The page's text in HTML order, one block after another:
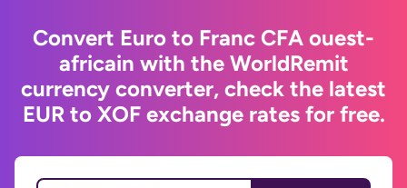
Convert Euro to Franc CFA ouest-
africain with the WorldRemit
currency converter, check the latest
EUR to XOF exchange rates for free.